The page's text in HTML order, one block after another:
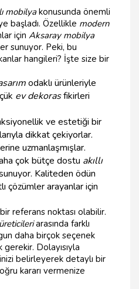
mobilyakonusunda önemli
başladı. Özellikle modern
için Aksaray mobilya
sunuyor. Peki, bu
hangileri? İşte size bir
odaklı ürünleriyle
ev dekorasfikirleri
ve estetiği bir
dikkat çekiyorlar.
uzmanlaşmışlar.
çok bütçe dostu akıllı
Kaliteden ödün
çözümler arayanlar için
referans noktası olabilir.
arasında farklı
daha birçok seçenek
Dolayısıyla
belirleyerek detaylı bir
kararı vermenize